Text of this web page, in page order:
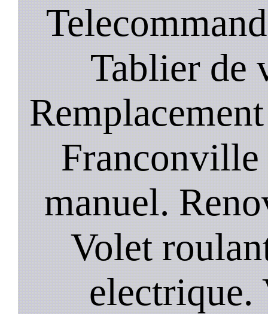
Tablier de
manuel.
Volet
electrique.